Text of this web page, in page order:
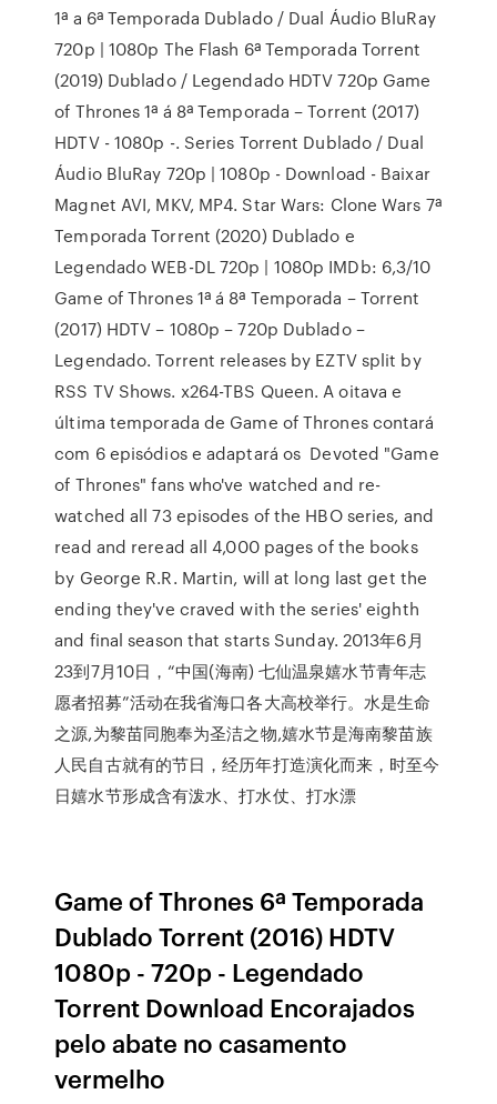
1ª a 6ª Temporada Dublado / Dual Áudio BluRay
720p | 1080p The Flash 6ª Temporada Torrent
(2019) Dublado / Legendado HDTV 720p Game
of Thrones 1ª á 8ª Temporada – Torrent (2017)
HDTV - 1080p -. Series Torrent Dublado / Dual
Áudio BluRay 720p | 1080p - Download - Baixar
Magnet AVI, MKV, MP4. Star Wars: Clone Wars 7ª
Temporada Torrent (2020) Dublado e
Legendado WEB-DL 720p | 1080p IMDb: 6,3/10
Game of Thrones 1ª á 8ª Temporada – Torrent
(2017) HDTV – 1080p – 720p Dublado –
Legendado. Torrent releases by EZTV split by
RSS TV Shows. x264-TBS Queen. A oitava e
última temporada de Game of Thrones contará
com 6 episódios e adaptará os Devoted "Game
of Thrones" fans who've watched and re-
watched all 73 episodes of the HBO series, and
read and reread all 4,000 pages of the books
by George R.R. Martin, will at long last get the
ending they've craved with the series' eighth
and final season that starts Sunday. 2013年6月
23到7月10日，“中国(海南) 七仙温泉嬉水节青年志
愿者招募”活动在我省海口各大高校举行。水是生命
之源,为黎苗同胞奉为圣洁之物,嬉水节是海南黎苗族
人民自古就有的节日，经历年打造演化而来，时至今
日嬉水节形成含有泼水、打水仗、打水漂
Game of Thrones 6ª Temporada
Dublado Torrent (2016) HDTV
1080p - 720p - Legendado
Torrent Download Encorajados
pelo abate no casamento
vermelho